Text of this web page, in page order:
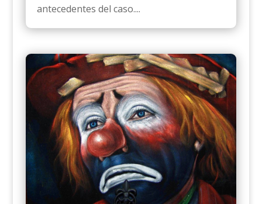
antecedentes del caso....